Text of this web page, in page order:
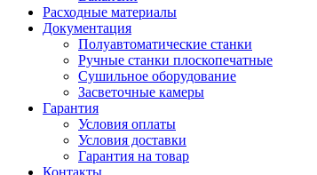
Расходные материалы
Документация
Полуавтоматические станки
Ручные станки плоскопечатные
Сушильное оборудование
Засветочные камеры
Гарантия
Условия оплаты
Условия доставки
Гарантия на товар
Контакты